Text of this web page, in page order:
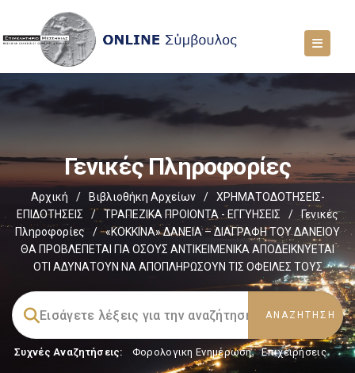
Γενικές Πληροφορίες
Αρχική / Βιβλιοθήκη Αρχείων /
ΧΡΗΜΑΤΟΔΟΤΗΣΕΙΣ-
ΕΠΙΔΟΤΗΣΕΙΣ
/ ΤΡΑΠΕΖΙΚΑ ΠΡΟΙΟΝΤΑ - ΕΓΓΥΗΣΕΙΣ /
Γενικές
Πληροφορίες
/
«ΚΟΚΚΙΝΑ» ΔΑΝΕΙΑ – ΔΙΑΓΡΑΦΗ ΤΟΥ ΔΑΝΕΙΟΥ
ΘΑ ΠΡΟΒΛΕΠΕΤΑΙ ΓΙΑ ΟΣΟΥΣ ΑΝΤΙΚΕΙΜΕΝΙΚΑ ΑΠΟΔΕΙΚΝΥΕΤΑΙ
ΟΤΙ ΑΔΥΝΑΤΟΥΝ ΝΑ ΑΠΟΠΛΗΡΩΣΟΥΝ ΤΙΣ ΟΦΕΙΛΕΣ ΤΟΥΣ
Συχνές Αναζητήσεις: Φορολογικη Ενημέρωση, Επιχειρήσεις